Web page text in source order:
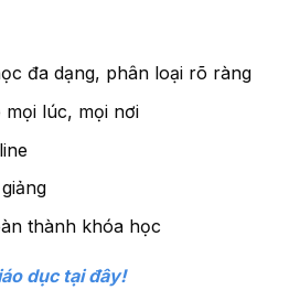
đa dạng, phân loại rõ ràng
lúc, mọi nơi
thành khóa học
dục tại đây!